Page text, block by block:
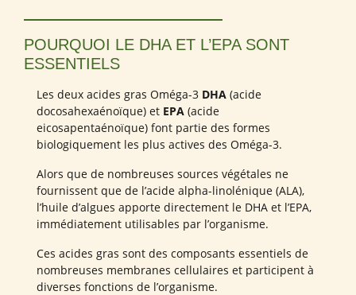
POURQUOI LE DHA ET L’EPA SONT
ESSENTIELS
Les deux acides gras Oméga-3 DHA (acide
docosahexaénoïque) et EPA (acide
eicosapentaénoïque) font partie des formes
biologiquement les plus actives des Oméga-3.
Alors que de nombreuses sources végétales ne
fournissent que de l’acide alpha-linolénique (ALA),
l’huile d’algues apporte directement le DHA et l’EPA,
immédiatement utilisables par l’organisme.
Ces acides gras sont des composants essentiels de
nombreuses membranes cellulaires et participent à
diverses fonctions de l’organisme.